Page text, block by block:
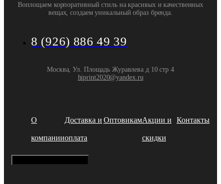
Воплощаем корпоративный стиль на красивых и качественных
вещах, создаем уникальный образ бренда.
8 (926) 886 49 39
Москва, Ул. Площадь Журавлева д 10 стр 4
hiprint2020@yandex.ru
О
компании
Доставка и
оплата
ОптовикамАкции и
скидки
Контакты